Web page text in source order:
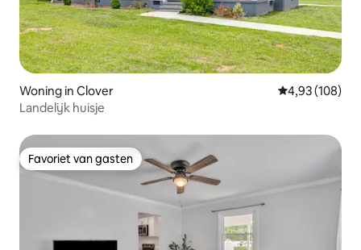
Woning in Clover Gemiddelde
4,93 (108)
Landelijk huisje
Favoriet van gasten
Favoriet van gasten